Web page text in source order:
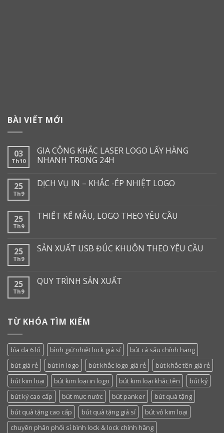
BÀI VIẾT MỚI
03
Th10
GIA CÔNG KHẮC LASER LOGO LẤY HÀNG
NHANH TRONG 24H
25
Th9
DỊCH VỤ IN – KHẮC -ÉP NHIỆT LOGO
25
Th9
THIẾT KẾ MẪU, LOGO THEO YÊU CẦU
25
Th9
SẢN XUẤT USB ĐÚC KHUÔN THEO YÊU CẦU
25
Th9
QUY TRÌNH SẢN XUẤT
TỪ KHÓA TÌM KIẾM
bìa da 6 lổ bình giữ nhiệt lock giá sỉ
bút cá sấu chính hãng
bút giá rẻ
bút in logo bút khắc logo giá rẻ
bút khắc tên giá rẻ
bút kim loại
bút kim loại in logo bút kim loại khắc tên
bút ký
bút ký cao cấp
bút mực nước bút panker
bút quà tặng
bút quà tặng cao cấp
bút quà tặng giá sỉ
bút vỏ kim loại
chuyên phân phối sỉ bình lock & lock chính hãng